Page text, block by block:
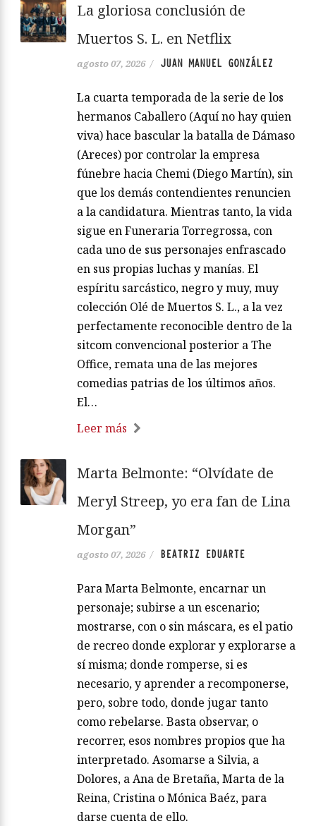
La gloriosa conclusión de
Muertos S. L. en Netflix
agosto 07, 2026 / JUAN MANUEL GONZÁLEZ
La cuarta temporada de la serie de los
hermanos Caballero (Aquí no hay quien
viva) hace bascular la batalla de Dámaso
(Areces) por controlar la empresa
fúnebre hacia Chemi (Diego Martín), sin
que los demás contendientes renuncien
a la candidatura. Mientras tanto, la vida
sigue en Funeraria Torregrossa, con
cada uno de sus personajes enfrascado
en sus propias luchas y manías. El
espíritu sarcástico, negro y muy, muy
colección Olé de Muertos S. L., a la vez
perfectamente reconocible dentro de la
sitcom convencional posterior a The
Office, remata una de las mejores
comedias patrias de los últimos años.
El…
Leer más
Marta Belmonte: “Olvídate de
Meryl Streep, yo era fan de Lina
Morgan”
agosto 07, 2026 / BEATRIZ EDUARTE
Para Marta Belmonte, encarnar un
personaje; subirse a un escenario;
mostrarse, con o sin máscara, es el patio
de recreo donde explorar y explorarse a
sí misma; donde romperse, si es
necesario, y aprender a recomponerse,
pero, sobre todo, donde jugar tanto
como rebelarse. Basta observar, o
recorrer, esos nombres propios que ha
interpretado. Asomarse a Silvia, a
Dolores, a Ana de Bretaña, Marta de la
Reina, Cristina o Mónica Baéz, para
darse cuenta de ello.